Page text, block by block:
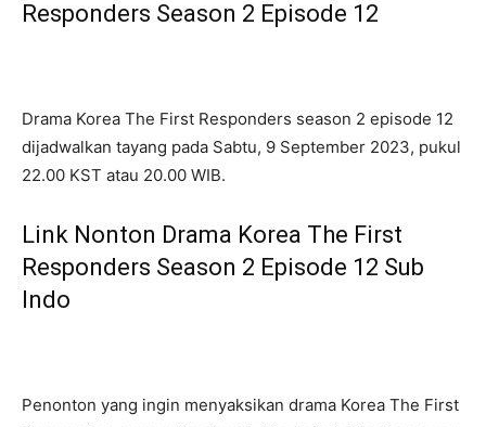
Responders Season 2 Episode 12
Drama Korea The First Responders season 2 episode 12
dijadwalkan tayang pada Sabtu, 9 September 2023, pukul
22.00 KST atau 20.00 WIB.
Link Nonton Drama Korea The First
Responders Season 2 Episode 12 Sub
Indo
Penonton yang ingin menyaksikan drama Korea The First